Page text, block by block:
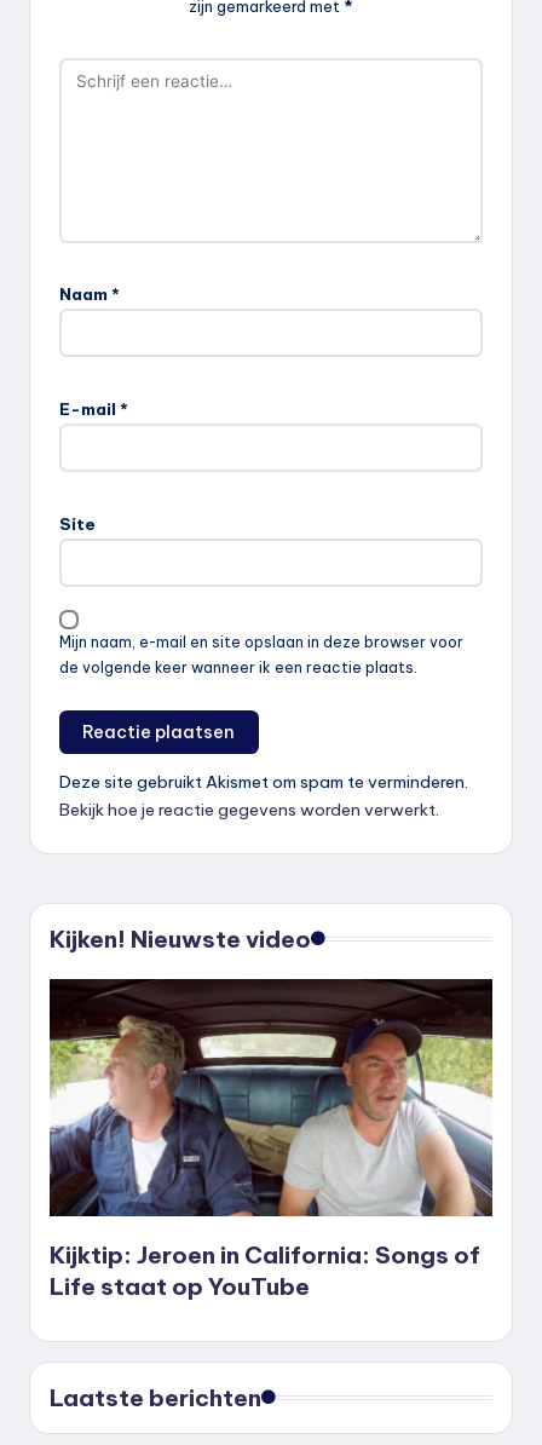
zijn gemarkeerd met *
Naam *
E-mail *
Site
Mijn naam, e-mail en site opslaan in deze browser voor
de volgende keer wanneer ik een reactie plaats.
Deze site gebruikt Akismet om spam te verminderen.
Bekijk hoe je reactie gegevens worden verwerkt.
Kijken! Nieuwste video
Kijktip: Jeroen in California: Songs of
Life staat op YouTube
Laatste berichten